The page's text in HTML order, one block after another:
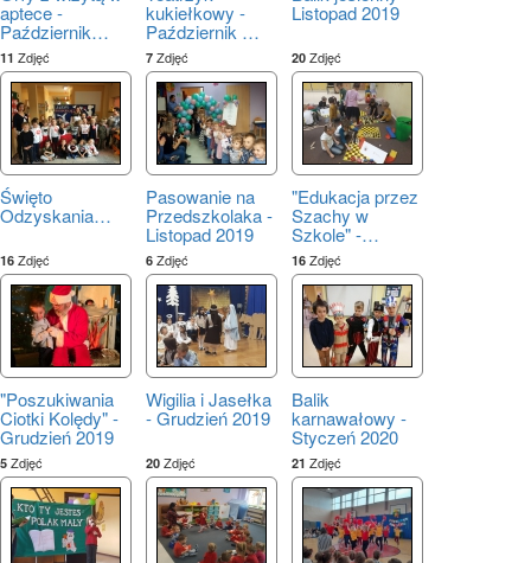
aptece -
Październik…
11 Zdjęć
kukiełkowy -
Październik …
7 Zdjęć
Listopad 2019
20 Zdjęć
Święto
Odzyskania…
16 Zdjęć
Pasowanie na
Przedszkolaka -
Listopad 2019
6 Zdjęć
"Edukacja przez
Szachy w
Szkole" -…
16 Zdjęć
"Poszukiwania
Ciotki Kolędy" -
Grudzień 2019
5 Zdjęć
Wigilia i Jasełka
- Grudzień 2019
20 Zdjęć
Balik
karnawałowy -
Styczeń 2020
21 Zdjęć